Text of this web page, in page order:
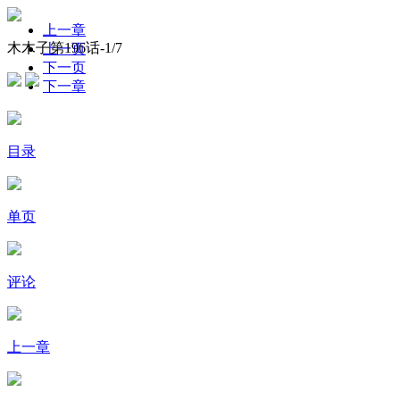
木木子第196话-1/7
上一章
上一页
下一页
下一章
目录
单页
评论
上一章